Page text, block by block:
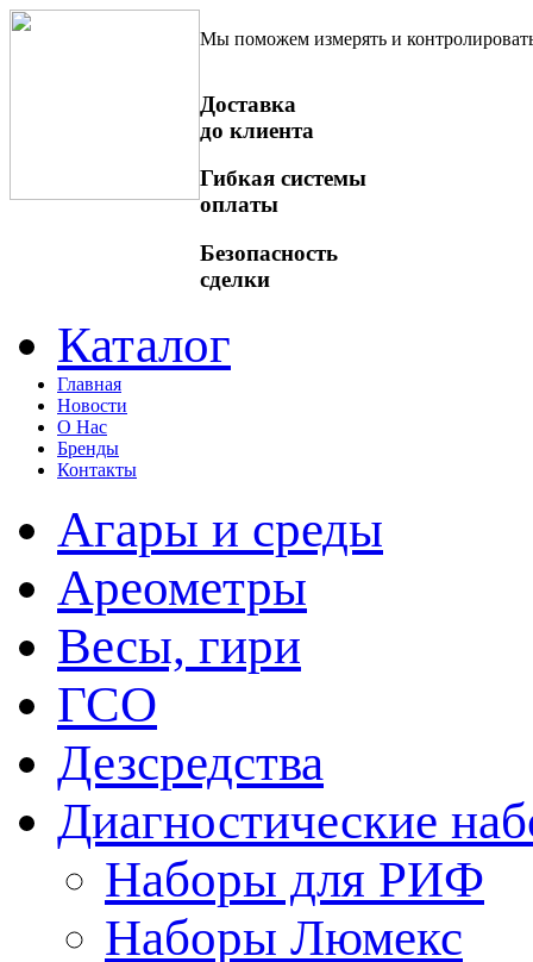
Мы поможем измерять и
Доставка
до клиента
Гибкая системы
оплаты
Безопасность
сделки
Каталог
Главная
Новости
О Нас
Бренды
Контакты
Агары и среды
Ареометры
Весы, гири
ГСО
Дезсредства
Диагностические
Наборы для РИФ
Наборы Люмекс